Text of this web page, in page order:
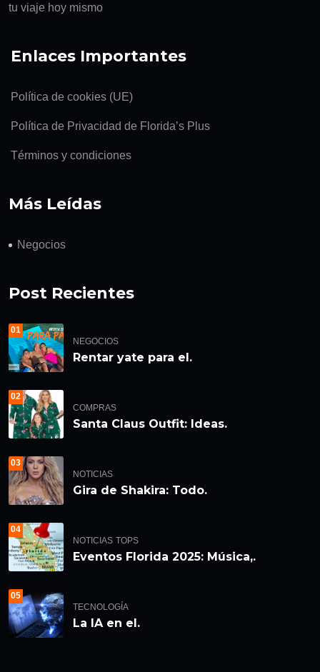
tu viaje hoy mismo
Enlaces Importantes
Política de cookies (UE)
Política de Privacidad de Florida’s Plus
Términos y condiciones
Más Leídas
Negocios
Post Recientes
01
NEGOCIOS
Rentar yate para el.
02
COMPRAS
Santa Claus Outfit: Ideas.
03
NOTICIAS
Gira de Shakira: Todo.
04
NOTICIAS TOPS
Eventos Florida 2025: Música,.
05
TECNOLOGÍA
La IA en el.